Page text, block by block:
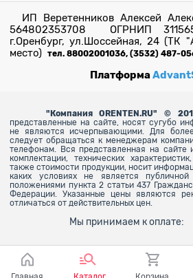
ИП Веретенников Алексей
564802353708 ОГРНИП
г.Оренбург, ул.Шоссейная, 24 (ТК
место) тел. 88002001036, (3532) 487-
Платформа
" Компания ORENTEN.RU" ©
представленные на сайте, носят сугубо
не являются исчерпывающими. Для
следует обращаться к менеджерам
телефонам. Вся представленная на сайте
комплектации, технических
также стоимости продукции, носит
каких условиях не является
положениями пункта 2 статьи 437
Федерации. Указанные цены являются
отличаться от действительных цен.
Мы принимаем к оплате: